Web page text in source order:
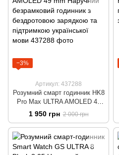
−3%
Артикул: 437288
Розумний смарт годинник HK8
Pro Max ULTRA AMOLED 49
mm Наручний безрамковий
годинник з бездротовою
зарядкою та підтримкою
української мови
1 950 грн 2 000 грн